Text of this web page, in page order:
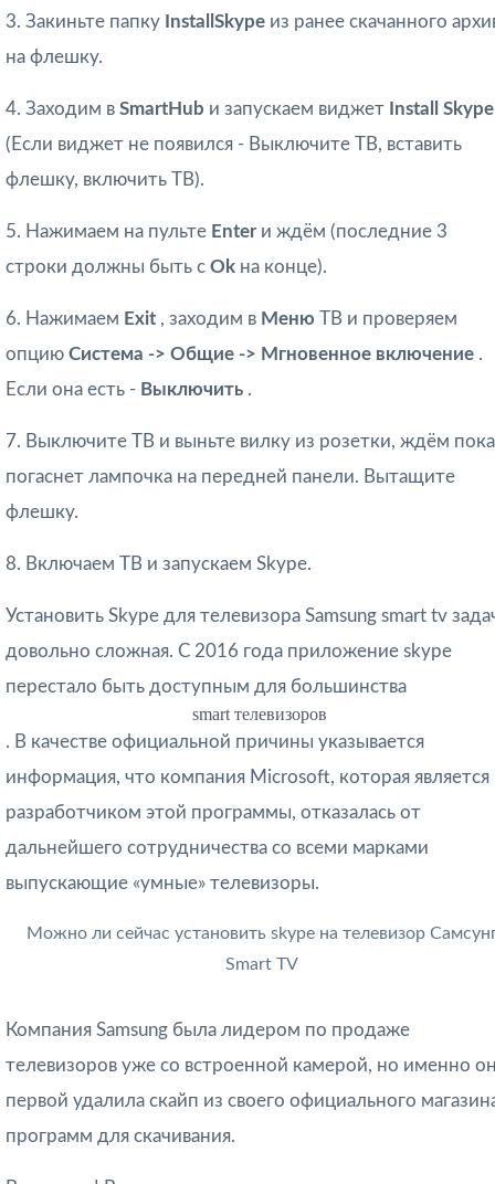
3. Закиньте папку InstallSkype из ранее скачанного
на флешку.
4. Заходим в SmartHub и запускаем виджет Install
(Если виджет не появился - Выключите ТВ, вставить
флешку, включить ТВ).
5. Нажимаем на пульте Enter и ждём (последние 3
строки должны быть с Ok на конце).
6. Нажимаем Exit , заходим в Меню ТВ и проверяем
опцию Система -> Общие -> Мгновенное включение .
Если она есть - Выключить .
7. Выключите ТВ и выньте вилку из розетки, ждём пока
погаснет лампочка на передней панели. Вытащите
флешку.
8. Включаем ТВ и запускаем Skype.
Установить Skype для телевизора Samsung smart tv
довольно сложная. С 2016 года приложение skype
перестало быть доступным для большинства
smart телевизоров
. В качестве официальной причины указывается
информация, что компания Microsoft, которая является
разработчиком этой программы, отказалась от
дальнейшего сотрудничества со всеми марками
выпускающие «умные» телевизоры.
Можно ли сейчас установить skypе на телевизор
Smart TV
Компания Samsung была лидером по продаже
телевизоров уже со встроенной камерой, но именно
первой удалила скайп из своего официального
программ для скачивания.